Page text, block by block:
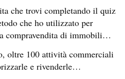
che trovi completando il quiz
che ho utilizzato per
compravendita di immobili…
oltre 100 attività commerciali
e rivenderle…